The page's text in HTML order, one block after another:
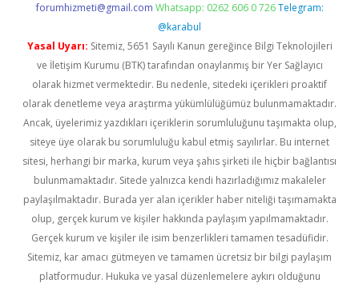
forumhizmeti@gmail.com Whatsapp: 0262 606 0 726 Telegram:
@karabul
Yasal Uyarı: Sitemiz, 5651 Sayılı Kanun gereğince Bilgi Teknolojileri
ve İletişim Kurumu (BTK) tarafından onaylanmış bir Yer Sağlayıcı
olarak hizmet vermektedir. Bu nedenle, sitedeki içerikleri proaktif
olarak denetleme veya araştırma yükümlülüğümüz bulunmamaktadır.
Ancak, üyelerimiz yazdıkları içeriklerin sorumluluğunu taşımakta olup,
siteye üye olarak bu sorumluluğu kabul etmiş sayılırlar. Bu internet
sitesi, herhangi bir marka, kurum veya şahıs şirketi ile hiçbir bağlantısı
bulunmamaktadır. Sitede yalnızca kendi hazırladığımız makaleler
paylaşılmaktadır. Burada yer alan içerikler haber niteliği taşımamakta
olup, gerçek kurum ve kişiler hakkında paylaşım yapılmamaktadır.
Gerçek kurum ve kişiler ile isim benzerlikleri tamamen tesadüfidir.
Sitemiz, kar amacı gütmeyen ve tamamen ücretsiz bir bilgi paylaşım
platformudur. Hukuka ve yasal düzenlemelere aykırı olduğunu